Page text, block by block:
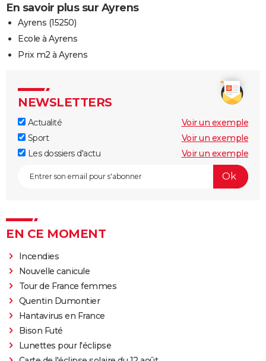
En savoir plus sur Ayrens
Ayrens (15250)
Ecole à Ayrens
Prix m2 à Ayrens
NEWSLETTERS
Actualité
Voir un exemple
Sport
Voir un exemple
Les dossiers d'actu
Voir un exemple
EN CE MOMENT
Incendies
Nouvelle canicule
Tour de France femmes
Quentin Dumontier
Hantavirus en France
Bison Futé
Lunettes pour l'éclipse